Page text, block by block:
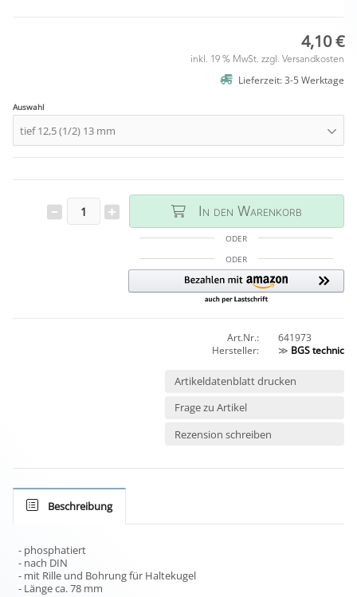
4,10 €
inkl. 19 % MwSt. zzgl. Versandkosten
Lieferzeit: 3-5 Werktage
Auswahl
tief 12,5 (1/2) 13 mm
In den Warenkorb
ODER
ODER
Art.Nr.:
641973
Hersteller:
≫ BGS technic
Artikeldatenblatt drucken
Frage zu Artikel
Rezension schreiben
Beschreibung
- phosphatiert
- nach DIN
- mit Rille und Bohrung für Haltekugel
- Länge ca. 78 mm